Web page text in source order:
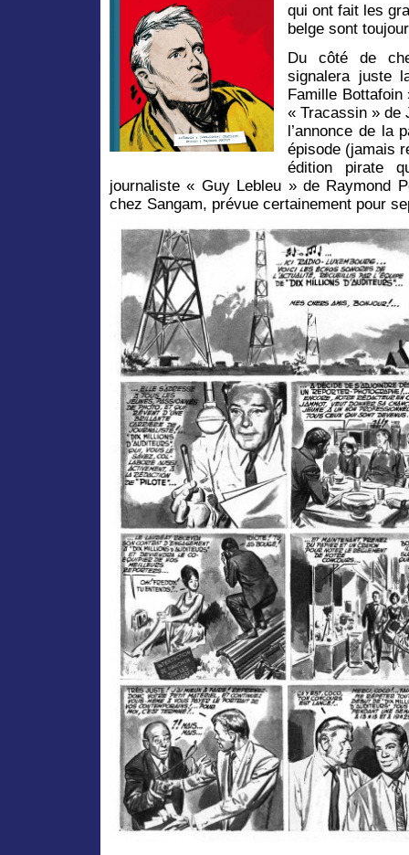
qui ont fait les
belge sont
Du côté de
signalera juste
Famille Bottafoin
« Tracassin » de
l’annonce de la
épisode (jamais
édition pirate
journaliste « Guy Lebleu » de Raymond
chez Sangam, prévue certainement pour